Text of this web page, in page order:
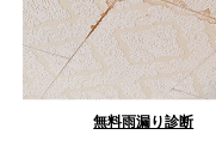
無料雨漏り診断